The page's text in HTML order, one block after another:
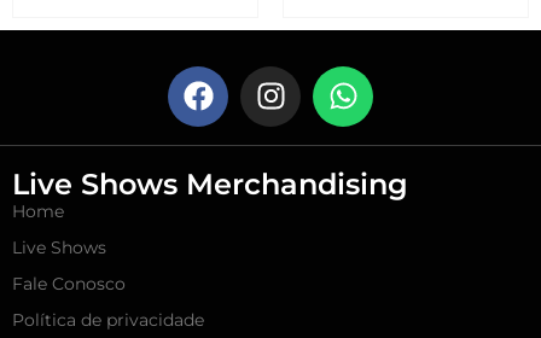
Live Shows Merchandising
Home
Live Shows
Fale Conosco
Política de privacidade